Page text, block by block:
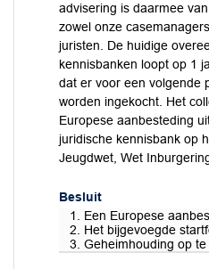
advisering is daarmee
zowel onze
juristen. De huidige
kennisbanken loopt op 1
dat er voor een volgende
worden ingekocht. Het
Europese aanbesteding
juridische kennisbank op
Jeugdwet, Wet
Besluit
1. Een Europese
2. Het bijgevoegde
3. Geheimhouding op